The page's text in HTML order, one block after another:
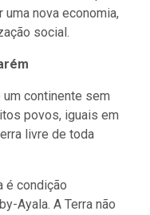
nova economia,
social.
um continente sem
povos, iguais em
livre de toda
é condição
Ayala. A Terra não